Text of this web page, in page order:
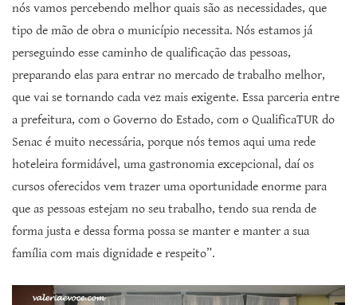
nós vamos percebendo melhor quais são as necessidades, que
tipo de mão de obra o município necessita. Nós estamos já
perseguindo esse caminho de qualificação das pessoas,
preparando elas para entrar no mercado de trabalho melhor,
que vai se tornando cada vez mais exigente. Essa parceria entre
a prefeitura, com o Governo do Estado, com o QualificaTUR do
Senac é muito necessária, porque nós temos aqui uma rede
hoteleira formidável, uma gastronomia excepcional, daí os
cursos oferecidos vem trazer uma oportunidade enorme para
que as pessoas estejam no seu trabalho, tendo sua renda de
forma justa e dessa forma possa se manter e manter a sua
família com mais dignidade e respeito”.